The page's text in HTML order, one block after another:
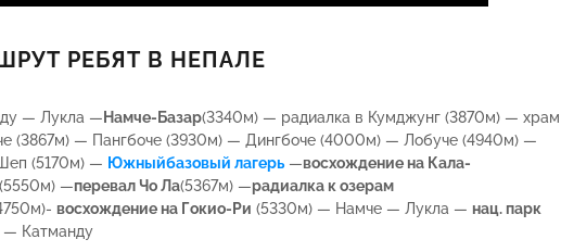
РЕБЯТ В НЕПАЛЕ
— Лукла — Намче-Базар(3340м) — радиалка в Кумджунг (3870м) — храм
(3867м) — Пангбоче (3930м) — Дингбоче (4000м) — Лобуче (4940м) —
(5170м) — Южныйбазовый лагерь —восхождение на Кала-
(5550м) —перевал Чо Ла(5367м) —радиалка к озерам
восхождение на Гокио-Ри (5330м) — Намче — Лукла — нац. парк
— Катманду